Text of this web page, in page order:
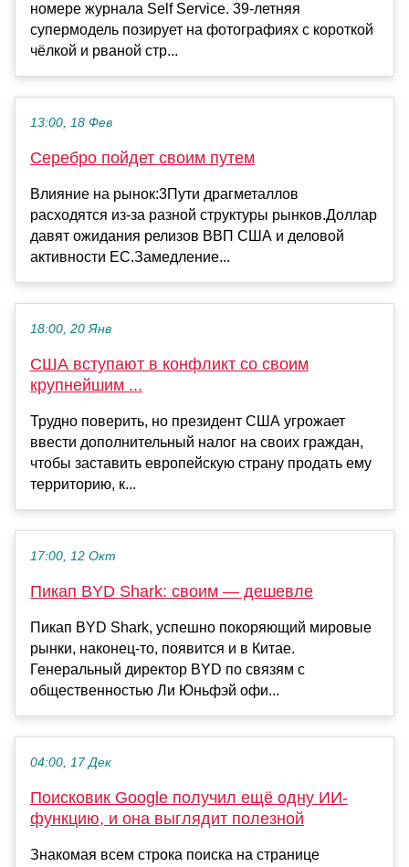
номере журнала Self Service. 39-летняя
супермодель позирует на фотографиях с короткой
чёлкой и рваной стр...
13:00, 18 Фев
Серебро пойдет своим путем
Влияние на рынок:3Пути драгметаллов
расходятся из-за разной структуры рынков.Доллар
давят ожидания релизов ВВП США и деловой
активности ЕС.Замедление...
18:00, 20 Янв
США вступают в конфликт со своим
крупнейшим ...
Трудно поверить, но президент США угрожает
ввести дополнительный налог на своих граждан,
чтобы заставить европейскую страну продать ему
территорию, к...
17:00, 12 Окт
Пикап BYD Shark: своим — дешевле
Пикап BYD Shark, успешно покоряющий мировые
рынки, наконец-то, появится и в Китае.
Генеральный директор BYD по связям с
общественностью Ли Юньфэй офи...
04:00, 17 Дек
Поисковик Google получил ещё одну ИИ-
функцию, и она выглядит полезной
Знакомая всем строка поиска на странице